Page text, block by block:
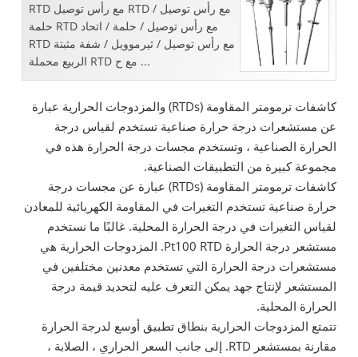
RTD مع رأس توصيل RTD مع رأس توصيل /
حلمة RTD مع رأس توصيل / حلمة / اتحاد
RTD مع رأس توصيل / ثيرموويل / شفة مثبتة
الربيع محملة RTD مع ح ...
كاشفات ترمومتر المقاومة (RTDs) والمزدوجات الحرارية عبارة
عن مستشعرات درجة حرارة صناعية تستخدم لقياس درجة
الحرارة الصناعية ، وتستخدم مجسات درجة الحرارة هذه في
مجموعة كبيرة من التطبيقات الصناعية.
كاشفات ترمومتر المقاومة (RTDs) عبارة عن مجسات درجة
حرارة صناعية تستخدم التغيرات في المقاومة الكهربائية للمعادن
لقياس التغيرات في درجة الحرارة المحلية. غالبًا ما نستخدم
مستشعر درجة الحرارة Pt100 RTD. المزدوجات الحرارية هي
مستشعرات درجة الحرارة التي تستخدم معدنين مختلفين في
المستشعر لإنتاج جهد يمكن التعرف عليه لتحديد قيمة درجة
الحرارة المحلية.
تتمتع المزدوجات الحرارية بنطاق تطبيق أوسع لدرجة الحرارة
مقارنة بمستشعر RTD. إلى جانب السعر الحراري ، الصلابة ،